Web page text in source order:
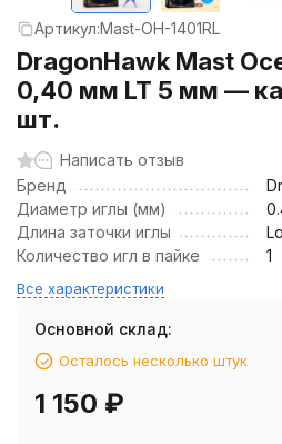
Артикул:Mast-OH-1401RL
DragonHawk Mast
0,40 мм LT 5 мм —
шт.
Написать отзыв
Бренд
Диаметр иглы (мм)
Длина заточки иглы
Количество игл в пайке
1
Все характеристики
Основной склад:
Осталось несколько штук
1 150 ₽